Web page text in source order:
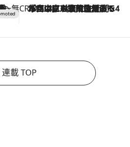
所へ
体験 CREA'S CHOICE
2026.8.7
「立川にも歌舞伎があるんだよ」 片岡仁左衛門・市川中車ら豪華座組みで4年目の立川立飛歌舞伎へ
連載 TOP